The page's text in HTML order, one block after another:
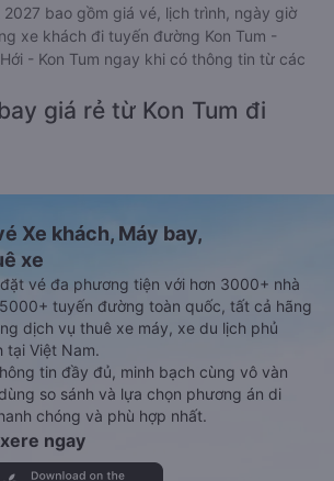
bao gồm giá vé, lịch trình, ngày giờ
xe khách đi tuyến đường Kon Tum -
- Kon Tum ngay khi có thông tin từ các
giá rẻ từ Kon Tum đi
Xe khách, Máy bay,
xe
vé đa phương tiện với hơn 3000+ nhà
tuyến đường toàn quốc, tất cả hãng
dịch vụ thuê xe máy, xe du lịch phủ
tại Việt Nam.
tin đầy đủ, minh bạch cùng vô vàn
so sánh và lựa chọn phương án di
chóng và phù hợp nhất.
ngay